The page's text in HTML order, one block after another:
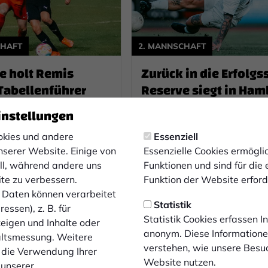
und andere
Website. Einige von
während andere uns
zu verbessern.
Daten können verarbeitet
z. B. für
und Inhalte oder
Weitere
Verwendung Ihrer
Essenziell
Essenzielle Cookies
Funktionen und sind für die
Funktion der Website
Statistik
Statistik Cookies erfassen
anonym. Diese
verstehen, wie unsere
Website nutzen.
holt Remis
Bezirksliga hat die
den nächsten
errungen: Gegen
SV
gelang ein 2:2-
2. MANNSCHAFT
Zurück in die
Reserve siegt in
zurückgefunden: Gegen
Hamborn gelang ein 2:0-
10.10.2022